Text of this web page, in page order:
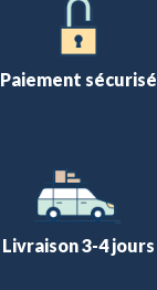
Paiement sécurisé
Livraison 3-4 jours